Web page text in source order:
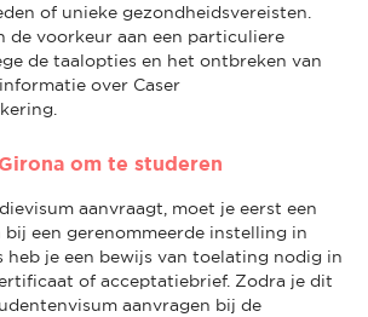
of unieke gezondheidsvereisten.
de voorkeur aan een particuliere
de taalopties en het ontbreken van
over Caser
om te studeren
aanvraagt, moet je eerst een
bij een gerenommeerde instelling in
heb je een bewijs van toelating nodig in
of acceptatiebrief. Zodra je dit
aanvragen bij de